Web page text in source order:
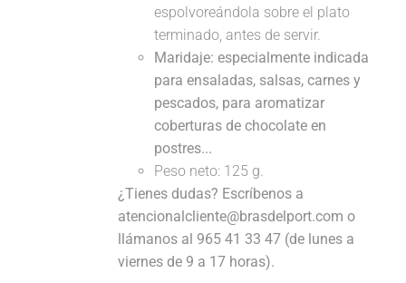
espolvoreándola sobre el plato
terminado, antes de servir.
Maridaje: especialmente indicada
para ensaladas, salsas, carnes y
pescados, para aromatizar
coberturas de chocolate en
postres...
Peso neto: 125 g.
¿Tienes dudas? Escríbenos a
atencionalcliente@brasdelport.com o
llámanos al 965 41 33 47 (de lunes a
viernes de 9 a 17 horas).